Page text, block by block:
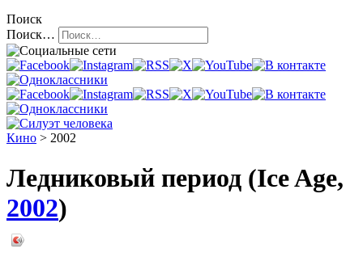
Поиск
Поиск…
Кино > 2002
Ледниковый период (Ice Age,
2002)